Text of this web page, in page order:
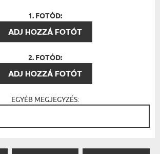
1. FOTÓD:
ADJ HOZZÁ FOTÓT
2. FOTÓD:
ADJ HOZZÁ FOTÓT
EGYÉB MEGJEGYZÉS: